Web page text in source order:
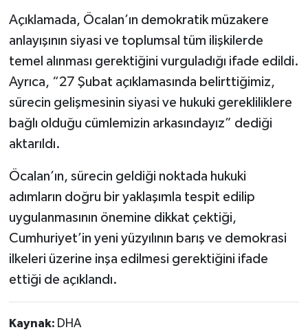
Açıklamada, Öcalan’ın demokratik müzakere
anlayışının siyasi ve toplumsal tüm ilişkilerde
temel alınması gerektiğini vurguladığı ifade edildi.
Ayrıca, “27 Şubat açıklamasında belirttiğimiz,
sürecin gelişmesinin siyasi ve hukuki gerekliliklere
bağlı olduğu cümlemizin arkasındayız” dediği
aktarıldı.
Öcalan’ın, sürecin geldiği noktada hukuki
adımların doğru bir yaklaşımla tespit edilip
uygulanmasının önemine dikkat çektiği,
Cumhuriyet’in yeni yüzyılının barış ve demokrasi
ilkeleri üzerine inşa edilmesi gerektiğini ifade
ettiği de açıklandı.
Kaynak: DHA